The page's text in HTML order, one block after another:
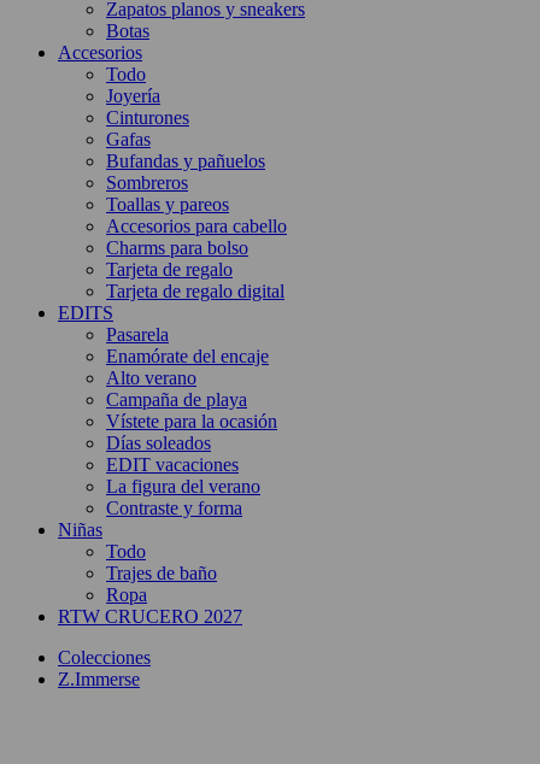
Zapatos planos y sneakers
Botas
Accesorios
Todo
Joyería
Cinturones
Gafas
Bufandas y pañuelos
Sombreros
Toallas y pareos
Accesorios para cabello
Charms para bolso
Tarjeta de regalo
Tarjeta de regalo digital
EDITS
Pasarela
Enamórate del encaje
Alto verano
Campaña de playa
Vístete para la ocasión
Días soleados
EDIT vacaciones
La figura del verano
Contraste y forma
Niñas
Todo
Trajes de baño
Ropa
RTW CRUCERO 2027
Colecciones
Z.Immerse